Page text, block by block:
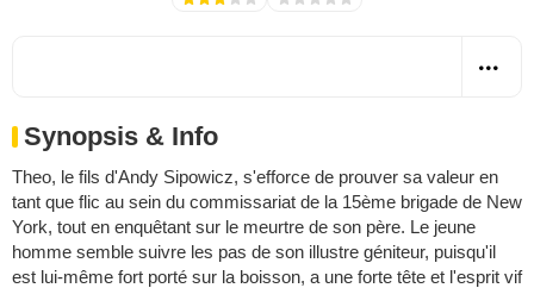
Synopsis & Info
Theo, le fils d'Andy Sipowicz, s'efforce de prouver sa valeur en
tant que flic au sein du commissariat de la 15ème brigade de New
York, tout en enquêtant sur le meurtre de son père. Le jeune
homme semble suivre les pas de son illustre géniteur, puisqu'il
est lui-même fort porté sur la boisson, a une forte tête et l'esprit vif